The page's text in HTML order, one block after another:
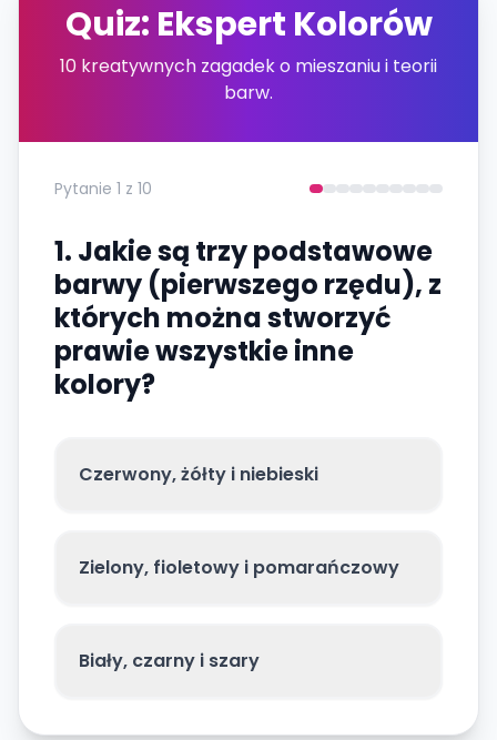
Quiz: Ekspert Kolorów
10 kreatywnych zagadek o mieszaniu i teorii
barw.
Pytanie 1 z 10
1. Jakie są trzy podstawowe
barwy (pierwszego rzędu), z
których można stworzyć
prawie wszystkie inne
kolory?
Czerwony, żółty i niebieski
Zielony, fioletowy i pomarańczowy
Biały, czarny i szary